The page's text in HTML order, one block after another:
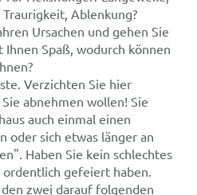
Ablenkung?
Ursachen und gehen Sie
Ihnen Spaß, wodurch können
Verzichten Sie hier
abnehmen wollen! Sie
auch einmal einen
oder sich etwas länger an
Haben Sie kein schlechtes
ordentlich gefeiert haben.
den zwei darauf folgenden